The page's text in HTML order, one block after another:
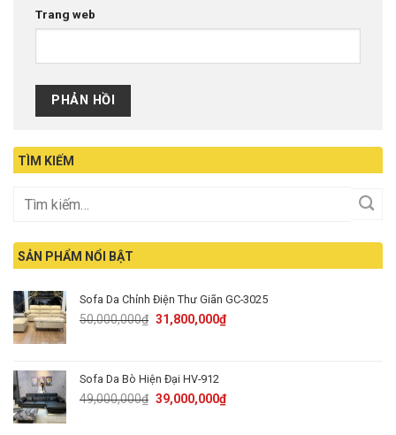
Trang web
TÌM KIẾM
SẢN PHẨM NỔI BẬT
Sofa Da Chỉnh Điện Thư Giãn GC-3025
50,000,000₫ Original
31,800,000₫Current
Sofa Da Bò Hiện Đại HV-912
49,000,000₫ Original
39,000,000₫Current